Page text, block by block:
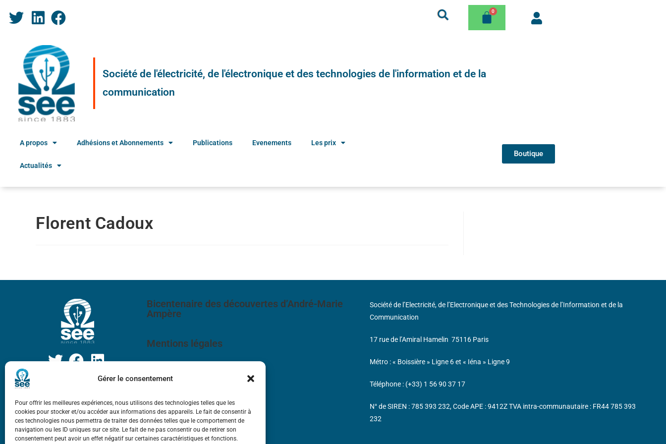
Gérer le consentement
Pour offrir les meilleures expériences, nous utilisons des technologies telles que les
cookies pour stocker et/ou accéder aux informations des appareils. Le fait de consentir à
ces technologies nous permettra de traiter des données telles que le comportement de
navigation ou les ID uniques sur ce site. Le fait de ne pas consentir ou de retirer son
consentement peut avoir un effet négatif sur certaines caractéristiques et fonctions.
Société de l'électricité, de l'électronique et des technologies de l'information et de la
communication
A propos Adhésions et Abonnements Publications Evenements Les prix
Actualités
Boutique
Florent Cadoux
Bicentenaire des découvertes d’André-Marie
Ampère
Mentions légales
Société de l’Electricité, de l’Electronique et des Technologies de l’Information et de la
Communication
17 rue de l’Amiral Hamelin 75116 Paris
Métro : « Boissière » Ligne 6 et « Iéna » Ligne 9
Téléphone : (+33) 1 56 90 37 17
N° de SIREN : 785 393 232, Code APE : 9412Z TVA intra-communautaire : FR44 785 393
232